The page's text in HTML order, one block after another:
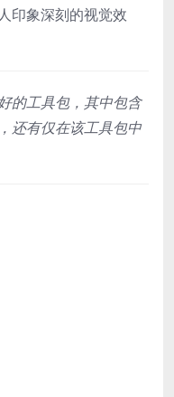
印象深刻的视觉效
的工具包，其中包含
还有仅在该工具包中